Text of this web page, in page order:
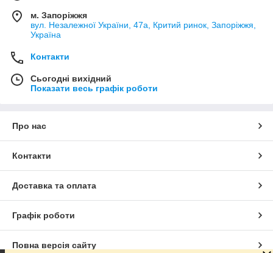
м. Запоріжжя
вул. Незалежної України, 47а, Критий ринок, Запоріжжя,
Україна
Контакти
Сьогодні вихідний
Показати весь графік роботи
Про нас
Контакти
Доставка та оплата
Графік роботи
Повна версія сайту